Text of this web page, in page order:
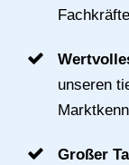
unseren
Großer